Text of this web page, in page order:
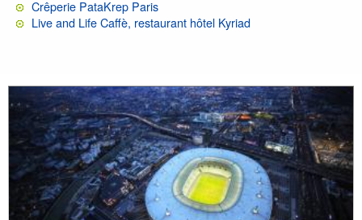
Crêperie PataKrep Paris
Live and Life Caffè, restaurant hôtel Kyriad